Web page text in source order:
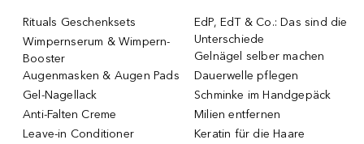
Rituals Geschenksets
Wimpernserum & Wimpern-
Booster
Augenmasken & Augen Pads
Gel-Nagellack
Anti-Falten Creme
Leave-in Conditioner
EdP, EdT & Co.: Das sind die
Unterschiede
Gelnägel selber machen
Dauerwelle pflegen
Schminke im Handgepäck
Milien entfernen
Keratin für die Haare